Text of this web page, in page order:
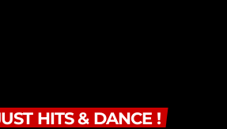
HITS & DANCE !